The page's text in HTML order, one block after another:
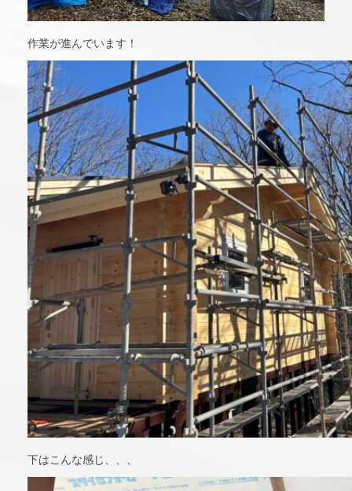
作業が進んでいます！
下はこんな感じ、、、